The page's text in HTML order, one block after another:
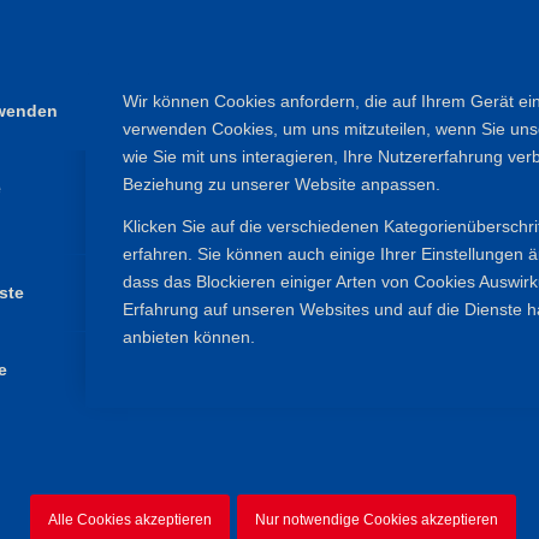
Wir können Cookies anfordern, die auf Ihrem Gerät
verwenden Cookies, um uns mitzuteilen, wenn Sie
wie Sie mit uns interagieren, Ihre Nutzererfahrung
Beziehung zu unserer Website anpassen.
Klicken Sie auf die verschiedenen
erfahren. Sie können auch einige Ihrer Einstellungen
dass das Blockieren einiger Arten von Cookies
Erfahrung auf unseren Websites und auf die Dienste
anbieten können.
Alle Cookies akzeptieren Nur notwendige Cookies akzeptieren
um 16 Uhr
für unterwegs, evtl. Sonnen-/Regen-/Mückenschutz, Stöcke,
um 16 Uhr im Weinhaus Becker in Großostheim
und Getränke bei der Einkehr
der Kirche und am Friedhof vorhanden